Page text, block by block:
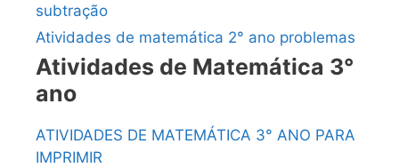
subtração
Atividades de matemática 2° ano problemas
Atividades de Matemática 3°
ano
ATIVIDADES DE MATEMÁTICA 3° ANO PARA
IMPRIMIR